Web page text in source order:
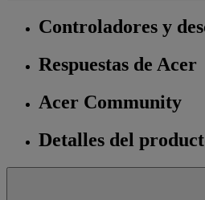
Controladores y
Respuestas de Acer
Acer Community
Detalles del